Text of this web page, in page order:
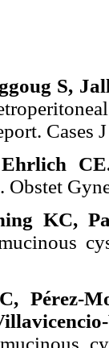
S,
Cases
Obstet
KC,
Pérez-